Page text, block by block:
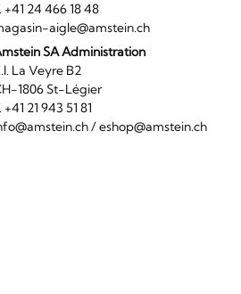
+41 24 466 18 48
aigle@amstein.ch
SA Administration
La Veyre B2
1806 St-Légier
+41 21 943 51 81
/eshop@amstein.ch